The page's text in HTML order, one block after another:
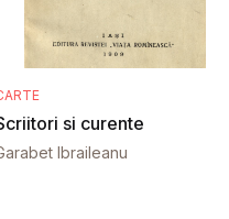
si curente
Ibraileanu